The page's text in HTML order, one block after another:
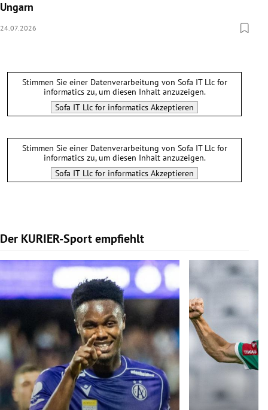
Ungarn
24.07.2026
Stimmen Sie einer Datenverarbeitung von Sofa IT Llc for
informaticszu, um diesen Inhalt anzuzeigen.
Sofa IT Llc for informatics Akzeptieren
Stimmen Sie einer Datenverarbeitung von Sofa IT Llc for
informaticszu, um diesen Inhalt anzuzeigen.
Sofa IT Llc for informatics Akzeptieren
Der KURIER-Sport empfiehlt
Slide 1 von 5